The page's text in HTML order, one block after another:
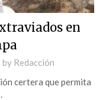
en
by Redacción
certera que permita